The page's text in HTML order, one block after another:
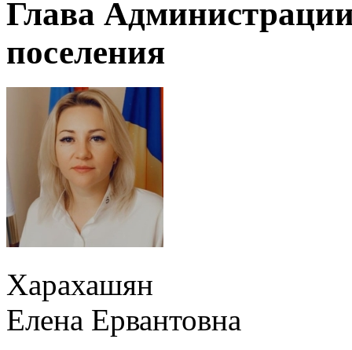
Глава
поселения
Харахашян
Елена Ервантовна